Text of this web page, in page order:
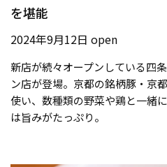
を堪能
2024年9月12日 open
新店が続々オープンしている四
ン店が登場。京都の銘柄豚・京
使い、数種類の野菜や鶏と一緒
は旨みがたっぷり。